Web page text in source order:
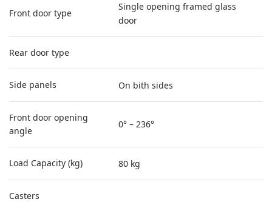
Front door type
Single opening framed glass
door
Rear door type
Side panels On bith sides
Front door opening
angle
0° – 236°
Load Capacity (kg) 80 kg
Casters